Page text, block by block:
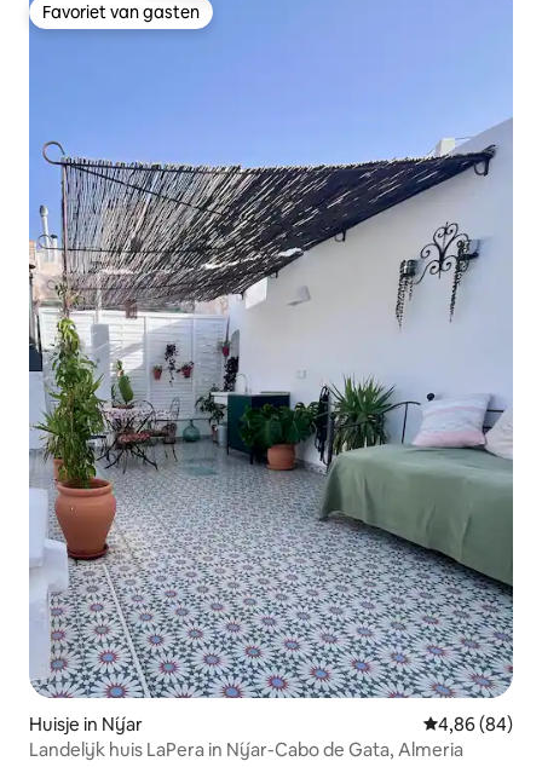
Favoriet van gasten
Favoriet van gasten
Huisje in Níjar Gemiddelde
4,86 (84)
Landelijk huis LaPera in Níjar-Cabo de Gata, Almeria